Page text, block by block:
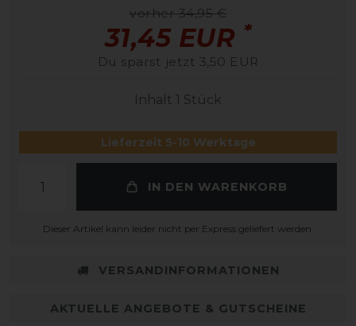
vorher 34,95 €
31,45 EUR *
Du sparst jetzt 3,50 EUR
Inhalt 1 Stück
Lieferzeit 5-10 Werktage
IN DEN WARENKORB
Dieser Artikel kann leider nicht per Express geliefert werden.
VERSANDINFORMATIONEN
AKTUELLE ANGEBOTE & GUTSCHEINE